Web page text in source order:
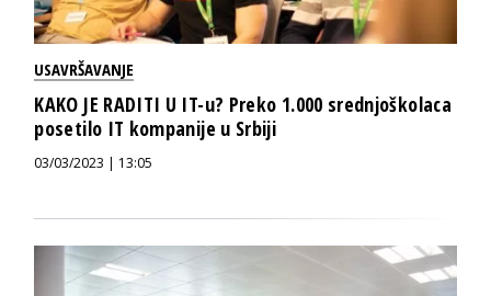
USAVRŠAVANJE
KAKO JE RADITI U IT-u? Preko 1.000 srednjoškolaca
posetilo IT kompanije u Srbiji
03/03/2023 | 13:05